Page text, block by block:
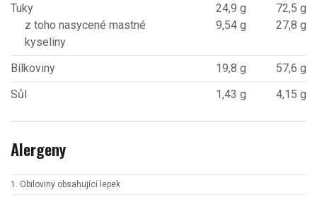
Tuky
z toho nasycené mastné
kyseliny
24,9 g
9,54 g
72,5 g
27,8 g
Bílkoviny 19,8 g
57,6 g
Sůl
1,43 g 4,15 g
Alergeny
1. Obiloviny obsahující lepek